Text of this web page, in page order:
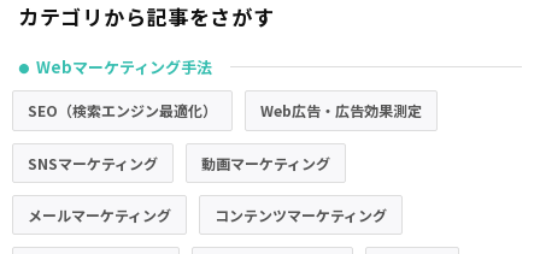
カテゴリから記事をさがす
● Webマーケティング手法
SEO（検索エンジン最適化） Web広告・広告効果測定
SNSマーケティング 動画マーケティング
メールマーケティング コンテンツマーケティング